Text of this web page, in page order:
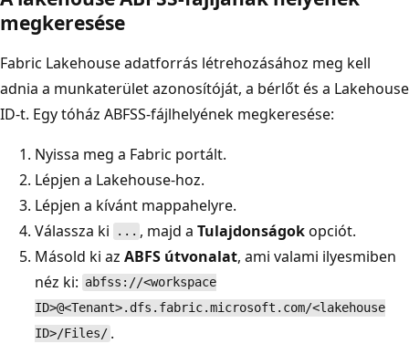
megkeresése
Fabric Lakehouse adatforrás létrehozásához meg kell
adnia a munkaterület azonosítóját, a bérlőt és a Lakehouse
ID-t. Egy tóház ABFSS-fájlhelyének megkeresése:
Nyissa meg a Fabric portált.
Lépjen a Lakehouse-hoz.
Lépjen a kívánt mappahelyre.
Válassza ki
... , majd aTulajdonságokopciót.
Másold ki az ABFS útvonalat, ami valami ilyesmiben
néz ki: abfss://<workspace
ID>@<Tenant>.dfs.fabric.microsoft.com/<lakehouse
ID>/Files/ .